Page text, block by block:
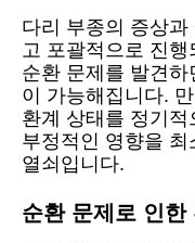
다리 부종의 증상
고 포괄적으로 진행
순환 문제를 발견
이 가능해집니다.
환계 상태를 정기적
부정적인 영향을
열쇠입니다.
순환 문제로 인한